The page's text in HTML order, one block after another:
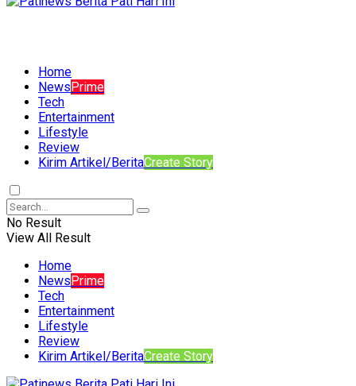
Home
NewsPrime
Tech
Entertainment
Lifestyle
Review
Kirim Artikel/BeritaCreate Story
No Result
View All Result
Home
NewsPrime
Tech
Entertainment
Lifestyle
Review
Kirim Artikel/BeritaCreate Story